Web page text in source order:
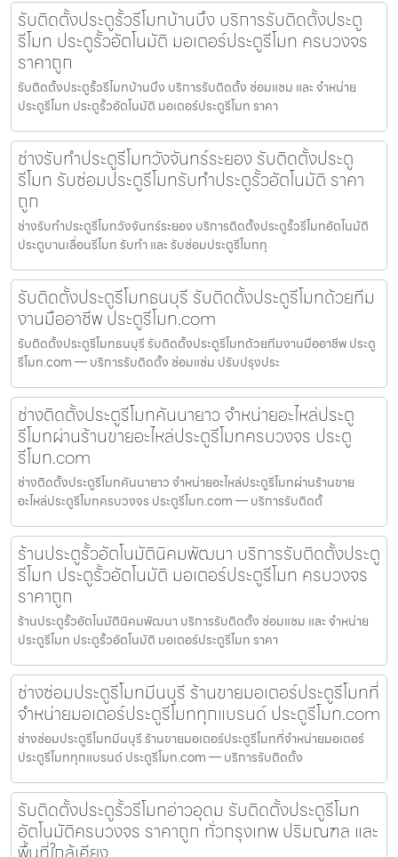
รับติดตั้งประตูรั้วรีโมทบ้านบึง บริการรับติดตั้งประตู
รีโมท ประตูรั้วอัตโนมัติ มอเตอร์ประตูรีโมท ครบวงจร
ราคาถูก
รับติดตั้งประตูรั้วรีโมทบ้านบึง บริการรับติดตั้ง ซ่อมแซม และ จำหน่าย
ประตูรีโมท ประตูรั้วอัตโนมัติ มอเตอร์ประตูรีโมท ราคา
ช่างรับทำประตูรีโมทวังจันทร์ระยอง รับติดตั้งประตู
รีโมท รับซ่อมประตูรีโมทรับทำประตูรั้วอัตโนมัติ ราคา
ถูก
ช่างรับทำประตูรีโมทวังจันทร์ระยอง บริการติดตั้งประตูรั้วรีโมทอัตโนมัติ
ประตูบานเลื่อนรีโมท รับทำ และ รับซ่อมประตูรีโมททุ
รับติดตั้งประตูรีโมทธนบุรี รับติดตั้งประตูรีโมทด้วยทีม
งานมืออาชีพ ประตูรีโมท.com
รับติดตั้งประตูรีโมทธนบุรี รับติดตั้งประตูรีโมทด้วยทีมงานมืออาชีพ ประตู
รีโมท.com — บริการรับติดตั้ง ซ่อมแซ่ม ปรับปรุงประ
ช่างติดตั้งประตูรีโมทคันนายาว จำหน่ายอะไหล่ประตู
รีโมทผ่านร้านขายอะไหล่ประตูรีโมทครบวงจร ประตู
รีโมท.com
ช่างติดตั้งประตูรีโมทคันนายาว จำหน่ายอะไหล่ประตูรีโมทผ่านร้านขาย
อะไหล่ประตูรีโมทครบวงจร ประตูรีโมท.com — บริการรับติดตั้
ร้านประตูรั้วอัตโนมัตินิคมพัฒนา บริการรับติดตั้งประตู
รีโมท ประตูรั้วอัตโนมัติ มอเตอร์ประตูรีโมท ครบวงจร
ราคาถูก
ร้านประตูรั้วอัตโนมัตินิคมพัฒนา บริการรับติดตั้ง ซ่อมแซม และ จำหน่าย
ประตูรีโมท ประตูรั้วอัตโนมัติ มอเตอร์ประตูรีโมท ราคา
ช่างซ่อมประตูรีโมทมีนบุรี ร้านขายมอเตอร์ประตูรีโมทที่
จำหน่ายมอเตอร์ประตูรีโมททุกแบรนด์ ประตูรีโมท.com
ช่างซ่อมประตูรีโมทมีนบุรี ร้านขายมอเตอร์ประตูรีโมทที่จำหน่ายมอเตอร์
ประตูรีโมททุกแบรนด์ ประตูรีโมท.com — บริการรับติดตั้ง
รับติดตั้งประตูรั้วรีโมทอ่าวอุดม รับติดตั้งประตูรีโมท
อัตโนมัติครบวงจร ราคาถูก ทั่วกรุงเทพ ปริมณฑล และ